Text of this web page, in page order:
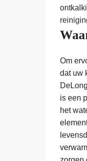
Om
dat uw
is een
het